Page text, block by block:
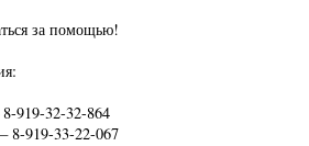
за помощью!
919-32-32-864
8-919-33-22-067